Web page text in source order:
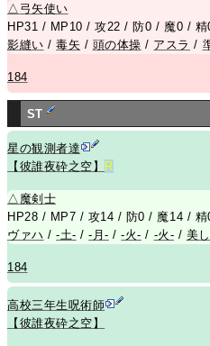
△ 弓矢使い
HP31 / MP10 / 攻22 / 防0 / 魔0 /
影縫い /毒矢 / 頭の体操 / アスラ /
184
ST
星の観測者達
【彼誰夜砕之空】
R
△ 魔剣士
HP28 / MP7 / 攻14 / 防0 / 魔14 /
ヴァハ /-土- /-月- /-火- / -火- / 美
184
高校三年生呪術師
【彼誰夜砕之空】